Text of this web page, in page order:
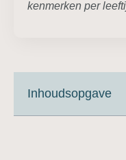
kenmerken per
Inhoudsopgave